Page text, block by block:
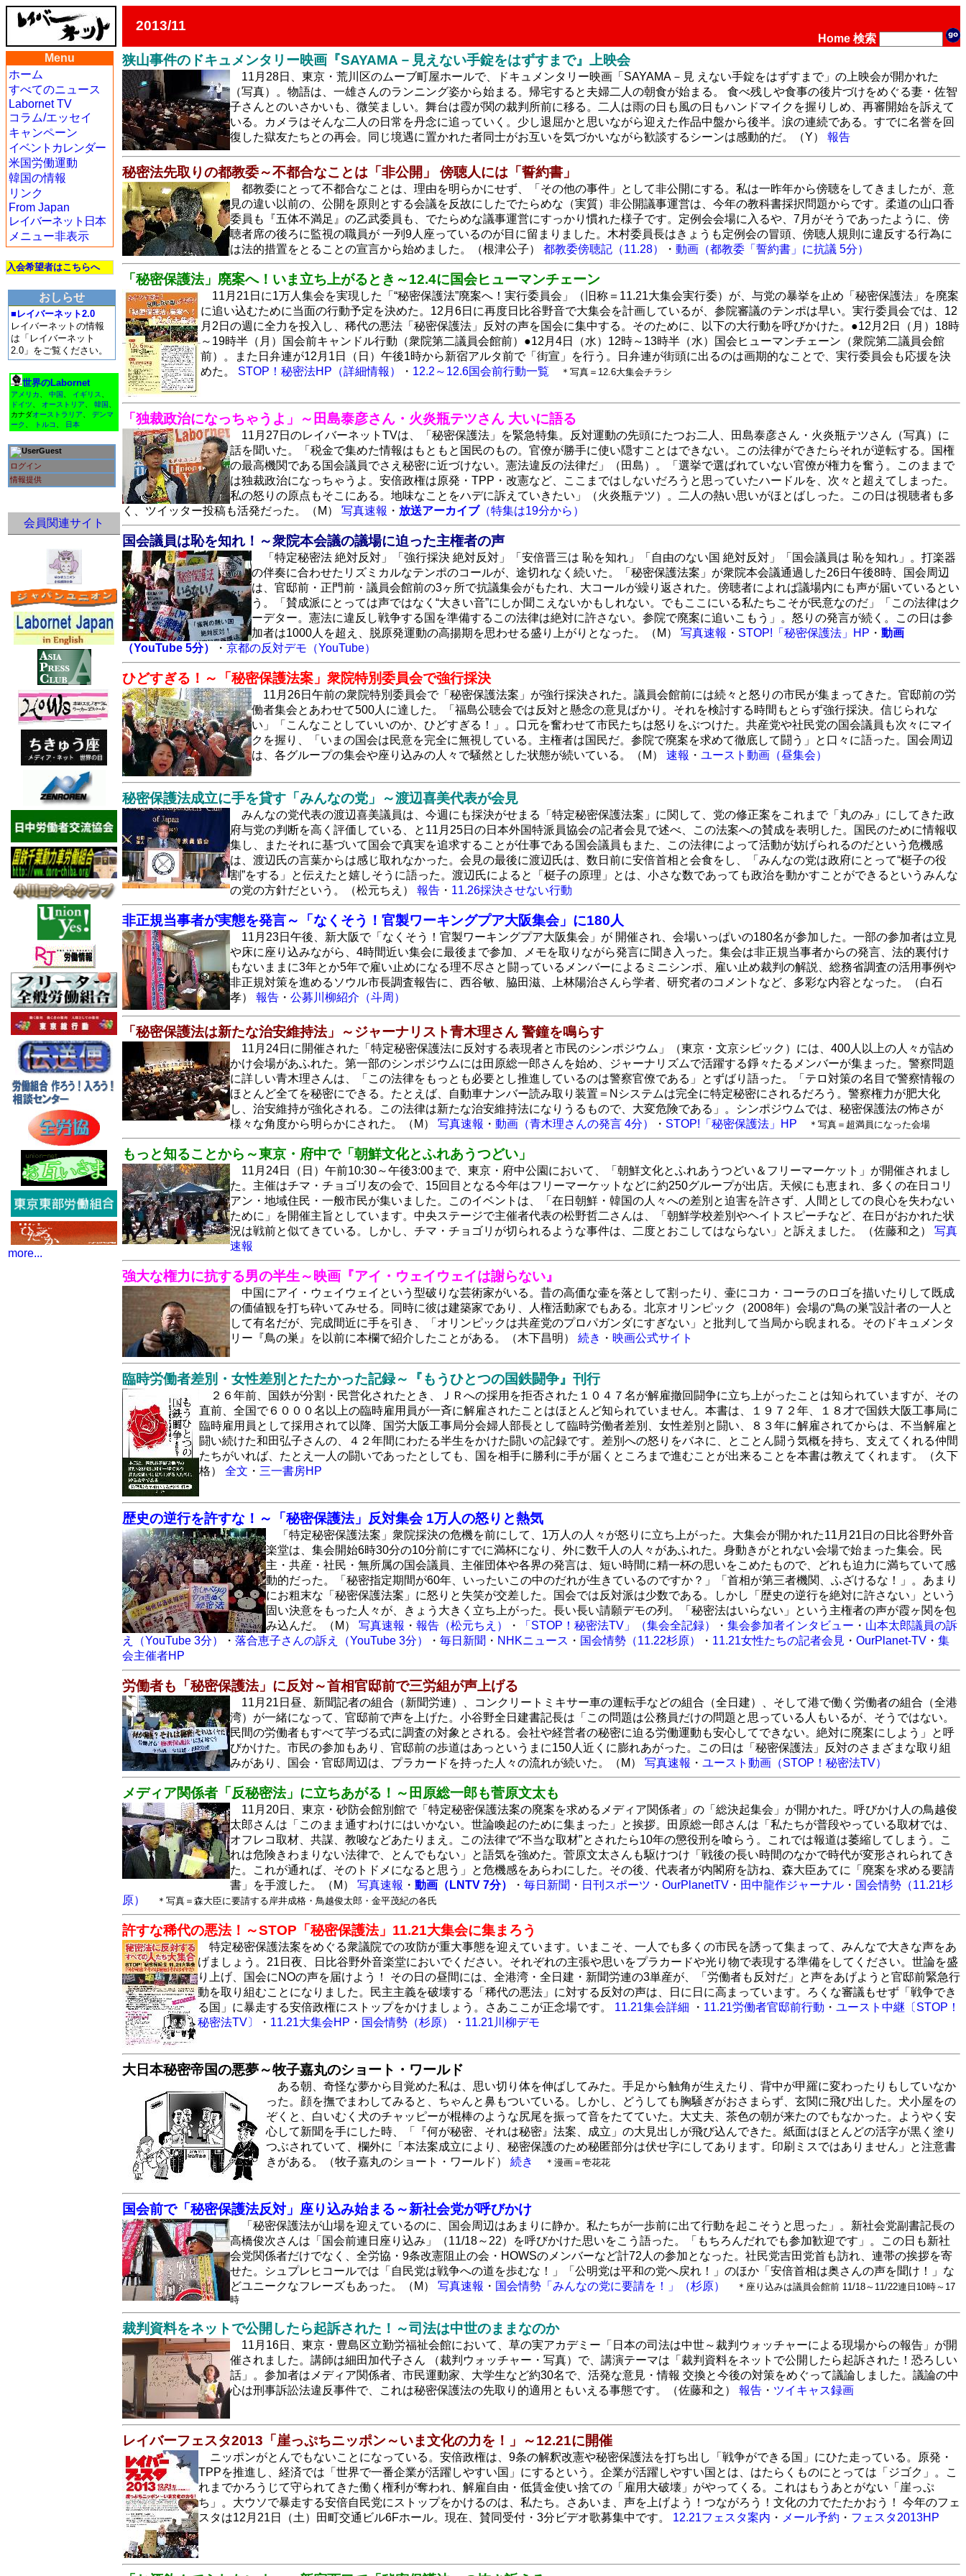
2013/11
Home 検索
Menu
ホーム
すべてのニュース
Labornet TV
コラム/エッセイ
キャンペーン
イベントカレンダー
米国労働運動
韓国の情報
リンク
From Japan
レイバーネット日本
メニュー非表示
入会希望者はこちらへ
おしらせ
■レイバーネット2.0
レイバーネットの情報
は「レイバーネット
2.0」をご覧ください。
世界のLabornet
アメリカ 中国 イギリス
ドイツ
オーストリア 韓国
カナダオーストラリア
デンマ
ーク
トルコ 日本
Guest
ログイン
情報提供
会員関連サイト
more...
狭山事件のドキュメンタリー映画『SAYAMA－見えない手錠をはずすまで』上映会
11月28日、東京・荒川区のムーブ町屋ホールで、ドキュメンタリー映画「SAYAMA－見 えない手錠をはずすまで」の上映会が開かれた
（写真）。物語は、一雄さんのランニング姿から始まる。帰宅すると夫婦二人の朝食が始まる。 食べ残しや食事の後片づけをめぐる妻・佐智
子さんとのいさかいも、微笑ましい。舞台は霞が関の裁判所前に移る。二人は雨の日も風の日もハンドマイクを握りしめ、再審開始を訴えて
いる。カメラはそんな二人の日常を丹念に追っていく。少し退屈かと思いながら迎えた作品中盤から後半。涙の連続である。すでに名誉を回
復した獄友たちとの再会。同じ境遇に置かれた者同士がお互いを気づかいながら歓談するシーンは感動的だ。（Y） 報告
秘密法先取りの都教委～不都合なことは「非公開」 傍聴人には「誓約書」
都教委にとって不都合なことは、理由を明らかにせず、「その他の事件」として非公開にする。私は一昨年から傍聴をしてきましたが、意
見の違い以前の、公開を原則とする会議を反故にしたでたらめな（実質）非公開議事運営は、今年の教科書採択問題からです。柔道の山口香
委員も『五体不満足』の乙武委員も、でたらめな議事運営にすっかり慣れた様子です。定例会会場に入るや、7月がそうであったように、傍
聴者席の後ろに監視の職員が 一列9人座っているのが目に留まりました。木村委員長はきょうも定例会の冒頭、傍聴人規則に違反する行為に
は法的措置をとることの宣言から始めました。（根津公子） 都教委傍聴記（11.28） ・ 動画（都教委「誓約書」に抗議 5分）
「秘密保護法」廃案へ！いま立ち上がるとき～12.4に国会ヒューマンチェーン
11月21日に1万人集会を実現した「“秘密保護法”廃案へ！実行委員会」（旧称＝11.21大集会実行委）が、与党の暴挙を止め「秘密保護法」を廃案
に追い込むために当面の行動予定を決めた。12月6日に再度日比谷野音で大集会を計画しているが、参院審議のテンポは早い。実行委員会では、12
月2日の週に全力を投入し、稀代の悪法「秘密保護法」反対の声を国会に集中する。そのために、以下の大行動を呼びかけた。●12月2日（月）18時
～19時半（月）国会前キャンドル行動（衆院第二議員会館前）●12月4日（水）12時～13時半（水）国会ヒューマンチェーン（衆院第二議員会館
前）。また日弁連が12月1日（日）午後1時から新宿アルタ前で「街宣」を行う。日弁連が街頭に出るのは画期的なことで、実行委員会も応援を決
めた。 STOP！秘密法HP（詳細情報） ・ 12.2～12.6国会前行動一覧 ＊写真＝12.6大集会チラシ
「独裁政治になっちゃうよ」～田島泰彦さん・火炎瓶テツさん 大いに語る
11月27日のレイバーネットTVは、「秘密保護法」を緊急特集。反対運動の先頭にたつお二人、田島泰彦さん・火炎瓶テツさん（写真）に
話を聞いた。「税金で集めた情報はもともと国民のもの。官僚が勝手に使い隠すことはできない。この法律ができたらそれが逆転する。国権
の最高機関である国会議員でさえ秘密に近づけない。憲法違反の法律だ」（田島）。「選挙で選ばれていない官僚が権力を奮う。このままで
は独裁政治になっちゃうよ。安倍政権は原発・TPP・改憲など、ここまではしないだろうと思っていたハードルを、次々と超えてしまった。
私の怒りの原点もそこにある。地味なことをハデに訴えていきたい」（火炎瓶テツ）。二人の熱い思いがほとばしった。この日は視聴者も多
く、ツイッター投稿も活発だった。（M） 写真速報 ・ 放送アーカイブ（特集は19分から）
国会議員は恥を知れ！～衆院本会議の議場に迫った主権者の声
「特定秘密法 絶対反対」「強行採決 絶対反対」「安倍晋三は 恥を知れ」「自由のない国 絶対反対」「国会議員は 恥を知れ」。打楽器
の伴奏に合わせたリズミカルなテンポのコールが、途切れなく続いた。「秘密保護法案」が衆院本会議通過した26日午後8時、国会周辺
は、官邸前・正門前・議員会館前の3ヶ所で抗議集会がもたれ、大コールが繰り返された。傍聴者によれば議場内にも声が届いているとい
う。「賛成派にとっては声ではなく“大きい音”にしか聞こえないかもしれない。でもここにいる私たちこそが民意なのだ」「この法律はク
ーデター。憲法に違反し戦争する国を準備するこの法律は絶対に許さない。参院で廃案に追いこもう」。怒りの発言が続く。この日は参
加者は1000人を超え、脱原発運動の高揚期を思わせる盛り上がりとなった。（M） 写真速報 ・ STOP!「秘密保護法」HP ・ 動画
（YouTube 5分）
・ 京都の反対デモ（YouTube）
ひどすぎる！～「秘密保護法案」衆院特別委員会で強行採決
11月26日午前の衆院特別委員会で「秘密保護法案」が強行採決された。議員会館前には続々と怒りの市民が集まってきた。官邸前の労
働者集会とあわせて500人に達した。「福島公聴会では反対と懸念の意見ばかり。それを検討する時間もとらず強行採決。信じられな
い」「こんなことしていいのか、ひどすぎる！」。口元を奮わせて市民たちは怒りをぶつけた。共産党や社民党の国会議員も次々にマイ
クを握り、「いまの国会は民意を完全に無視している。主権者は国民だ。参院で廃案を求めて徹底して闘う」と口々に語った。国会周辺
は、各グループの集会や座り込みの人々で騒然とした状態が続いている。（M） 速報 ・ ユースト動画（昼集会）
秘密保護法成立に手を貸す「みんなの党」～渡辺喜美代表が会見
みんなの党代表の渡辺喜美議員は、今週にも採決がせまる「特定秘密保護法案」に関して、党の修正案をこれまで「丸のみ」にしてきた政
府与党の判断を高く評価している、と11月25日の日本外国特派員協会の記者会見で述べ、この法案への賛成を表明した。国民のために情報収
集し、またそれに基づいて国会で真実を追求することが仕事である国会議員もまた、この法律によって活動が妨げられるのだという危機感
は、渡辺氏の言葉からは感じ取れなかった。会見の最後に渡辺氏は、数日前に安倍首相と会食をし、「みんなの党は政府にとって“梃子の役
割”をする」と伝えたと嬉しそうに語った。渡辺氏によると「梃子の原理」とは、小さな数であっても政治を動かすことができるというみんな
の党の方針だという。（松元ちえ） 報告 ・ 11.26採決させない行動
非正規当事者が実態を発言～「なくそう！官製ワーキングプア大阪集会」に180人
11月23日午後、新大阪で「なくそう！官製ワーキングプア大阪集会」が 開催され、会場いっぱいの180名が参加した。一部の参加者は立見
や床に座り込みながら、4時間近い集会に最後まで参加、メモを取りながら発言に聞き入った。集会は非正規当事者からの発言、法的裏付け
もないままに3年とか5年で雇い止めになる理不尽さと闘っているメンバーによるミニシンポ、雇い止め裁判の解説、総務省調査の活用事例や
非正規対策を進めるソウル市長調査報告に、西谷敏、脇田滋、上林陽治さんら学者、研究者のコメントなど、多彩な内容となった。（白石
孝） 報告 ・ 公募川柳紹介（斗周）
「秘密保護法は新たな治安維持法」～ジャーナリスト青木理さん 警鐘を鳴らす
11月24日に開催された「特定秘密保護法に反対する表現者と市民のシンポジウム」（東京・文京シビック）には、400人以上の人々が詰め
かけ会場があふれた。第一部のシンポジウムには田原総一郎さんを始め、ジャーナリズムで活躍する錚々たるメンバーが集まった。警察問題
に詳しい青木理さんは、「この法律をもっとも必要とし推進しているのは警察官僚である」とずばり語った。「テロ対策の名目で警察情報の
ほとんど全てを秘密にできる。たとえば、自動車ナンバー読み取り装置＝Nシステムは完全に特定秘密にされるだろう。警察権力が肥大化
し、治安維持が強化される。この法律は新たな治安維持法になりうるもので、大変危険である」。シンポジウムでは、秘密保護法の怖さが
様々な角度から明らかにされた。（M） 写真速報 ・ 動画（青木理さんの発言 4分） ・ STOP!「秘密保護法」HP ＊写真＝超満員になった会場
もっと知ることから～東京・府中で「朝鮮文化とふれあうつどい」
11月24日（日）午前10:30～午後3:00まで、東京・府中公園において、「朝鮮文化とふれあうつどい＆フリーマーケット」が開催されまし
た。主催はチマ・チョゴリ友の会で、15回目となる今年はフリーマーケットなどに約250グループが出店。天候にも恵まれ、多くの在日コリ
アン・地域住民・一般市民が集いました。このイベントは、「在日朝鮮・韓国の人々への差別と迫害を許さず、人間としての良心を失わない
ために」を開催主旨としています。中央ステージで主催者代表の松野哲二さんは、「朝鮮学校差別やヘイトスピーチなど、在日がおかれた状
況は戦前と似てきている。しかし、チマ・チョゴリが切られるような事件は、二度とおこしてはならない」と訴えました。（佐藤和之） 写真
速報
強大な権力に抗する男の半生～映画『アイ・ウェイウェイは謝らない』
中国にアイ・ウェイウェイという型破りな芸術家がいる。昔の高価な壷を落として割ったり、壷にコカ・コーラのロゴを描いたりして既成
の価値観を打ち砕いてみせる。同時に彼は建築家であり、人権活動家でもある。北京オリンピック（2008年）会場の“鳥の巣”設計者の一人と
して有名だが、完成間近に手を引き、「オリンピックは共産党のプロパガンダにすぎない」と批判して当局から睨まれる。そのドキュメンタ
リー『鳥の巣』を以前に本欄で紹介したことがある。（木下昌明） 続き ・ 映画公式サイト
臨時労働者差別・女性差別とたたかった記録～『もうひとつの国鉄闘争』刊行
２６年前、国鉄が分割・民営化されたとき、ＪＲへの採用を拒否された１０４７名が解雇撤回闘争に立ち上がったことは知られていますが、その
直前、全国で６０００名以上の臨時雇用員が一斉に解雇されたことはほとんど知られていません。本書は、１９７２年、１８才で国鉄大阪工事局に
臨時雇用員として採用されて以降、国労大阪工事局分会婦人部長として臨時労働者差別、女性差別と闘い、８３年に解雇されてからは、不当解雇と
闘い続けた和田弘子さんの、４２年間にわたる半生をかけた闘いの記録です。差別への怒りをバネに、とことん闘う気概を持ち、支えてくれる仲間
たちがいれば、たとえ一人の闘いであったとしても、国を相手に勝利に手が届くところまで進むことが出来ることを本書は教えてくれます。（久下
格） 全文 ・ 三一書房HP
歴史の逆行を許すな！～「秘密保護法」反対集会 1万人の怒りと熱気
「特定秘密保護法案」衆院採決の危機を前にして、1万人の人々が怒りに立ち上がった。大集会が開かれた11月21日の日比谷野外音
楽堂は、集会開始6時30分の10分前にすでに満杯になり、外に数千人の人々があふれた。身動きがとれない会場で始まった集会。民
主・共産・社民・無所属の国会議員、主催団体や各界の発言は、短い時間に精一杯の思いをこめたもので、どれも迫力に満ちていて感
動的だった。「秘密指定期間が60年、いったいこの中のだれが生きているのですか？」「首相が第三者機関、ふざけるな！」。あまり
にお粗末な「秘密保護法案」に怒りと失笑が交差した。国会では反対派は少数である。しかし「歴史の逆行を絶対に許さない」という
固い決意をもった人々が、きょう大きく立ち上がった。長い長い請願デモの列。「秘密法はいらない」という主権者の声が霞ヶ関を包
み込んだ。（M） 写真速報 ・ 報告（松元ちえ） ・ 「STOP！秘密法TV」（集会全記録） ・ 集会参加者インタビュー ・ 山本太郎議員の訴
え（YouTube 3分）
・ 落合恵子さんの訴え（YouTube 3分） ・ 毎日新聞 ・ NHKニュース ・ 国会情勢（11.22杉原） ・ 11.21女性たちの記者会見 ・ OurPlanet-TV ・ 集
会主催者HP
労働者も「秘密保護法」に反対～首相官邸前で三労組が声上げる
11月21日昼、新聞記者の組合（新聞労連）、コンクリートミキサー車の運転手などの組合（全日建）、そして港で働く労働者の組合（全港
湾）が一緒になって、官邸前で声を上げた。小谷野全日建書記長は「この問題は公務員だけの問題と思っている人もいるが、そうではない。
民間の労働者もすべて芋づる式に調査の対象とされる。会社や経営者の秘密に迫る労働運動も安心してできない。絶対に廃案にしよう」と呼
びかけた。市民の参加もあり、官邸前の歩道はあっというまに150人近くに膨れあがった。この日は「秘密保護法」反対のさまざまな取り組
みがあり、国会・官邸周辺は、プラカードを持った人々の流れが続いた。（M） 写真速報 ・ ユースト動画（STOP！秘密法TV）
メディア関係者「反秘密法」に立ちあがる！～田原総一郎も菅原文太も
11月20日、東京・砂防会館別館で「特定秘密保護法案の廃案を求めるメディア関係者」の「総決起集会」が開かれた。呼びかけ人の鳥越俊
太郎さんは「このまま通すわけにはいかない。世論喚起のために集まった」と挨拶。田原総一郎さんは「私たちが普段やっている取材では、
オフレコ取材、共謀、教唆などあたりまえ。この法律で“不当な取材”とされたら10年の懲役刑を喰らう。これでは報道は萎縮してしまう。こ
れは危険きわまりない法律で、とんでもない」と語気を強めた。菅原文太さんも駆けつけ「戦後の長い時間のなかで時代が変形されられてき
た。これが通れば、そのトドメになると思う」と危機感をあらわにした。その後、代表者が内閣府を訪ね、森大臣あてに「廃案を求める要請
書」を手渡した。（M） 写真速報 ・ 動画（LNTV 7分） ・ 毎日新聞 ・ 日刊スポーツ ・ OurPlanetTV ・ 田中龍作ジャーナル ・ 国会情勢（11.21杉
原）
＊写真＝森大臣に要請する岸井成格・鳥越俊太郎・金平茂紀の各氏
許すな稀代の悪法！～STOP「秘密保護法」11.21大集会に集まろう
特定秘密保護法案をめぐる衆議院での攻防が重大事態を迎えています。いまこそ、一人でも多くの市民を誘って集まって、みんなで大きな声をあ
げましょう。21日夜、日比谷野外音楽堂においでください。それぞれの主張や思いをプラカードや光り物で表現する準備をしてください。世論を盛
り上げ、国会にNOの声を届けよう！ その日の昼間には、全港湾・全日建・新聞労連の3単産が、「労働者も反対だ」と声をあげようと官邸前緊急行
動を取り組むことになりました。民主主義を破壊する「稀代の悪法」に対する反対の声は、日に日に高まっています。ろくな審議もせず「戦争でき
る国」に暴走する安倍政権にストップをかけましょう。さあここが正念場です。 11.21集会詳細 ・ 11.21労働者官邸前行動 ・ ユースト中継〔STOP！
秘密法TV〕
・ 11.21大集会HP ・ 国会情勢（杉原） ・ 11.21川柳デモ
大日本秘密帝国の悪夢～牧子嘉丸のショート・ワールド
ある朝、奇怪な夢から目覚めた私は、思い切り体を伸ばしてみた。手足から触角が生えたり、背中が甲羅に変わったりもしていなか
った。顔を撫でまわしてみると、ちゃんと鼻もついている。しかし、どうしても胸騒ぎがおさまらず、玄関に飛び出した。犬小屋をの
ぞくと、白いむく犬のチャッピーが棍棒のような尻尾を振って音をたてていた。大丈夫、茶色の朝が来たのでもなかった。ようやく安
心して新聞を手にした時、「『何が秘密、それは秘密』法案、成立」の大見出しが飛び込んできた。紙面はほとんどの活字が黒く塗り
つぶされていて、欄外に「本法案成立により、秘密保護のため秘匿部分は伏せ字にしてあります。印刷ミスではありません」と注意書
きがある。（牧子嘉丸のショート・ワールド） 続き ＊漫画＝壱花花
国会前で「秘密保護法反対」座り込み始まる～新社会党が呼びかけ
「秘密保護法が山場を迎えているのに、国会周辺はあまりに静か。私たちが一歩前に出て行動を起こそうと思った」。新社会党副書記長の
高橋俊次さんは「国会前連日座り込み」（11/18～22）を呼びかけた思いをこう語った。「もちろんだれでも参加歓迎です」。この日も新社
会党関係者だけでなく、全労協・9条改憲阻止の会・HOWSのメンバーなど計72人の参加となった。社民党吉田党首も訪れ、連帯の挨拶を寄
せた。シュプレヒコールでは「自民党は戦争への道を歩むな！」「公明党は平和の党へ戻れ！」のほか「安倍首相は奥さんの声を聞け！」な
どユニークなフレーズもあった。（M） 写真速報 ・ 国会情勢「みんなの党に要請を！」（杉原）
＊座り込みは議員会館前 11/18～11/22連日10時～17
時
裁判資料をネットで公開したら起訴された！～司法は中世のままなのか
11月16日、東京・豊島区立勤労福祉会館において、草の実アカデミー「日本の司法は中世～裁判ウォッチャーによる現場からの報告」が開
催されました。講師は細田加代子さん （裁判ウォッチャー・写真）で、講演テーマは「裁判資料をネットで公開したら起訴された！恐ろしい
話」。参加者はメディア関係者、市民運動家、大学生など約30名で、活発な意見・情報 交換と今後の対策をめぐって議論しました。議論の中
心は刑事訴訟法違反事件で、これは秘密保護法の先取り的適用ともいえる事態です。（佐藤和之） 報告 ・ ツイキャス録画
レイバーフェスタ2013「崖っぷちニッポン～いま文化の力を！」～12.21に開催
ニッポンがとんでもないことになっている。安倍政権は、9条の解釈改憲や秘密保護法を打ち出し「戦争ができる国」にひた走っている。原発・
TPPを推進し、経済では「世界で一番企業が活躍しやすい国」にするという。企業が活躍しやすい国とは、はたらくものにとっては「ジゴク」。こ
れまでかろうじて守られてきた働く権利が奪われ、解雇自由・低賃金使い捨ての「雇用大破壊」がやってくる。これはもうあとがない「崖っぷ
ち」。大ウソで暴走する安倍自民党にストップをかけるのは、私たち。さあいま、声を上げよう！つながろう！文化の力でたたかおう！ 今年のフェ
スタは12月21日（土）田町交通ビル6Fホール。現在、賛同受付・3分ビデオ歌募集中です。 12.21フェスタ案内 ・ メール予約 ・ フェスタ2013HP